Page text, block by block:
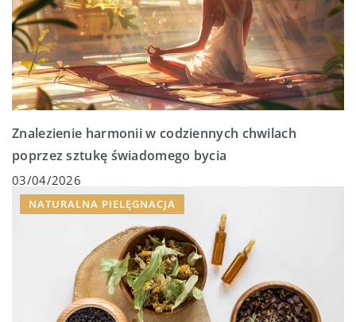
Znalezienie harmonii w codziennych chwilach
poprzez sztukę świadomego bycia
03/04/2026
NATURALNA PIELĘGNACJA